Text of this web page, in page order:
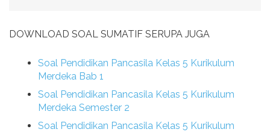
DOWNLOAD SOAL SUMATIF SERUPA JUGA
Soal Pendidikan Pancasila Kelas 5 Kurikulum
Merdeka Bab 1
Soal Pendidikan Pancasila Kelas 5 Kurikulum
Merdeka Semester 2
Soal Pendidikan Pancasila Kelas 5 Kurikulum